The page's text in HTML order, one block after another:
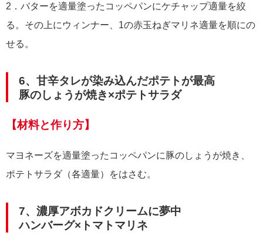
2．バターを適量塗ったコッペパンにケチャップ適量を絞
る。その上にウィンナー、1の赤玉ねぎマリネ適量を順にの
せる。
6、甘辛タレが染み込んだポテトが最高
豚のしょうが焼き×ポテトサラダ
【材料と作り方】
マヨネーズを適量塗ったコッペパンに豚のしょうが焼き、
ポテトサラダ（各適量）をはさむ。
7、濃厚アボカドクリームに夢中
ハンバーグ×トマトマリネ